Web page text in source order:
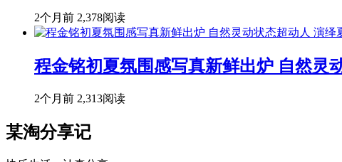
2个月前 2,378阅读
程金铭初夏氛围感写真新鲜出炉 自然灵
2个月前 2,313阅读
某淘分享记